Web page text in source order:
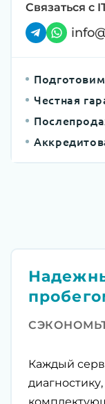
Связаться с
Честная
Каждый